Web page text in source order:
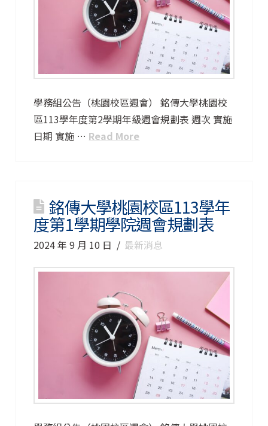
學務組公告（桃園校區週會） 銘傳大學桃園校
區113學年度第2學期年級週會規劃表 週次 實施
日期 實施 … Read More
銘傳大學桃園校區113學年
度第1學期學院週會規劃表
2024 年 9 月 10 日 最新消息